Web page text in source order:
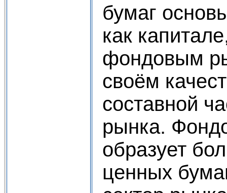
бумаг
как
фондовым
своём
составной
рынка.
образует
ценных